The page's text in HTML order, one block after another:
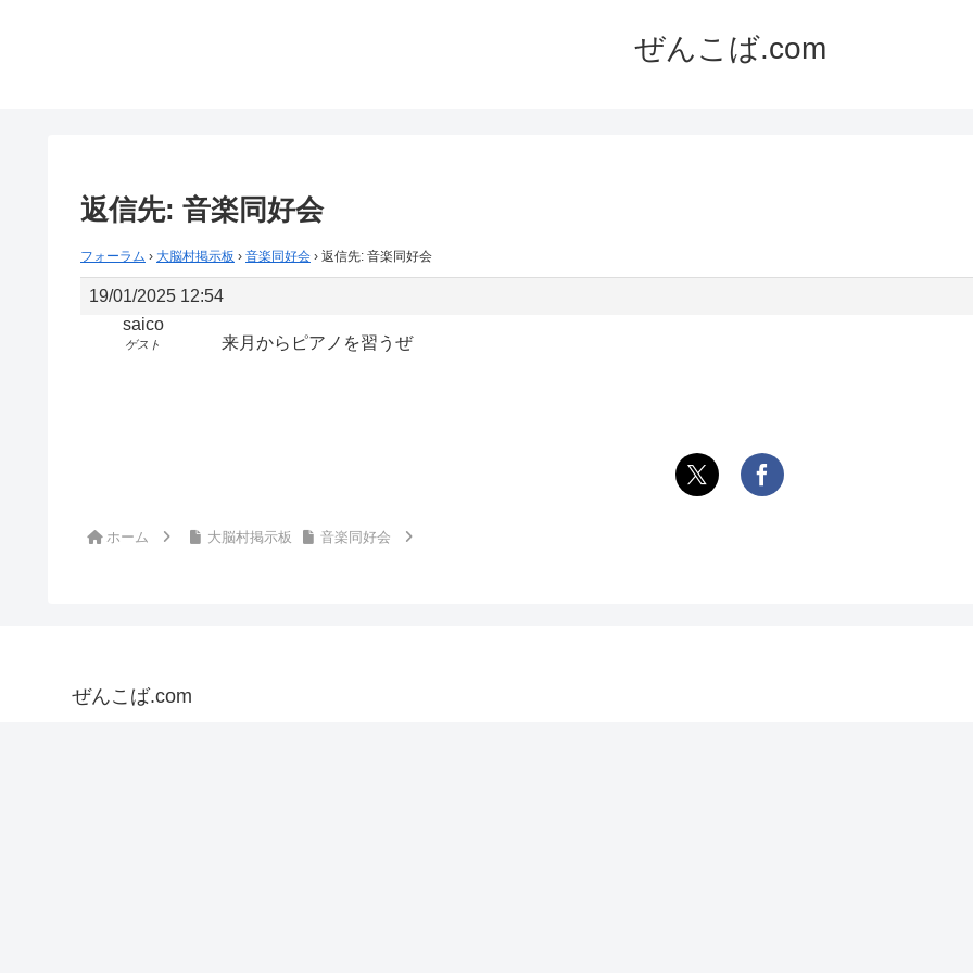
ぜんこば.com
返信先: 音楽同好会
フォーラム › 大脳村掲示板 › 音楽同好会 › 返信先: 音楽同好会
19/01/2025 12:54
saico
ゲスト 来月からピアノを習うぜ
ホーム 大脳村掲示板 音楽同好会
ぜんこば.com